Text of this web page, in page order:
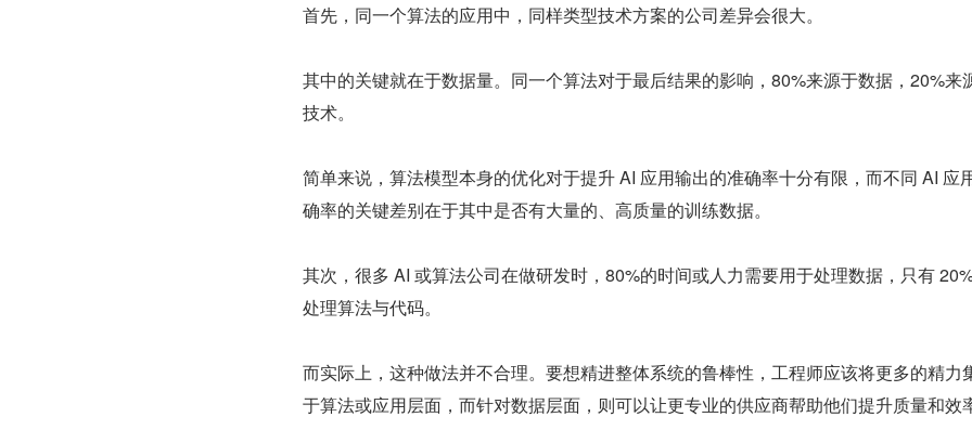
首先，同一个算法的应用中，同样类型技术方案的公司差异会很大。
其中的关键就在于数据量。同一个算法对于最后结果的影响，80%来源于数据，20%来
技术。
简单来说，算法模型本身的优化对于提升 AI 应用输出的准确率十分有限，而不同 AI 应
确率的关键差别在于其中是否有大量的、高质量的训练数据。
其次，很多 AI 或算法公司在做研发时，80%的时间或人力需要用于处理数据，只有
处理算法与代码。
而实际上，这种做法并不合理。要想精进整体系统的鲁棒性，工程师应该将更多的精力
于算法或应用层面，而针对数据层面，则可以让更专业的供应商帮助他们提升质量和效